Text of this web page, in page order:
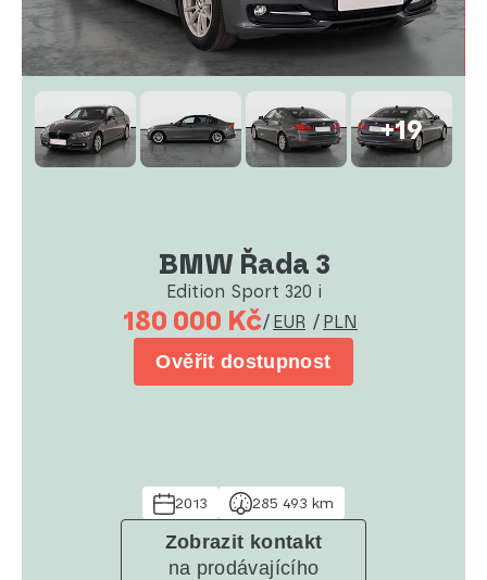
+19
BMW Řada 3
Edition Sport 320 i
180 000 Kč/ EUR / PLN
Ověřit dostupnost
2013 285 493 km
Zobrazit kontakt
na prodávajícího